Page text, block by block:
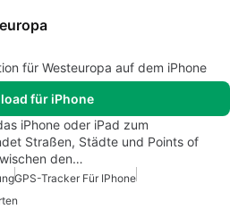
für Westeuropa auf dem iPhone
für iPhone
iPhone oder iPad zum
Straßen, Städte und Points of
den…
GPS-Tracker Für IPhone